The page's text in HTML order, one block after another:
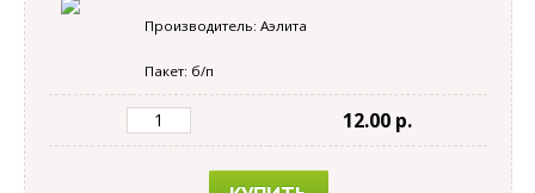
Производитель: Аэлита
Пакет: б/п
12.00 p.